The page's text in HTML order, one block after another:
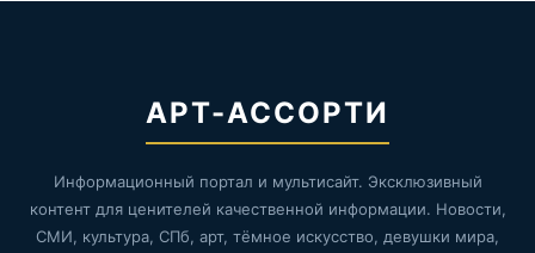
АРТ-АССОРТИ
Информационный портал и мультисайт. Эксклюзивный
контент для ценителей качественной информации. Новости,
СМИ, культура, СПб, арт, тёмное искусство, девушки мира,